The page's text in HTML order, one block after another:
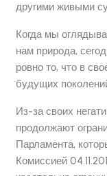
другими живыми
Когда мы
нам природа,
ровно то, что в
будущих
Из-за своих
продолжают
Парламента,
Комиссией